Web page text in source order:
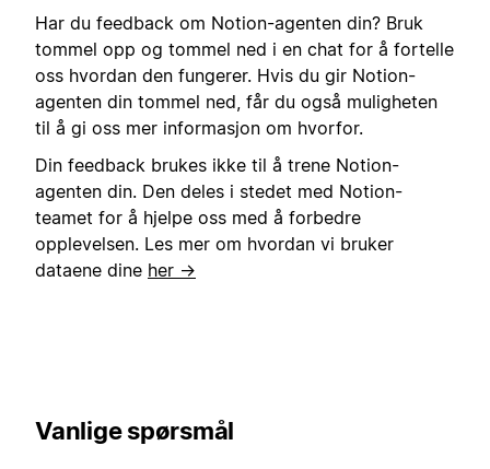
Har du feedback om Notion-agenten din? Bruk
tommel opp og tommel ned i en chat for å fortelle
oss hvordan den fungerer. Hvis du gir Notion-
agenten din tommel ned, får du også muligheten
til å gi oss mer informasjon om hvorfor.
Din feedback brukes ikke til å trene Notion-
agenten din. Den deles i stedet med Notion-
teamet for å hjelpe oss med å forbedre
opplevelsen. Les mer om hvordan vi bruker
dataene dine her →
Vanlige spørsmål